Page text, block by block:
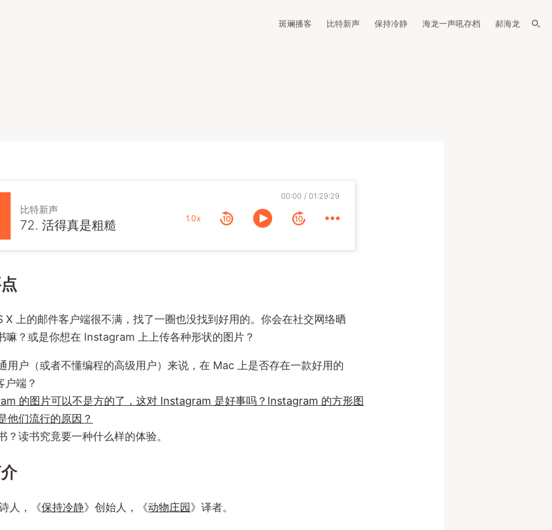
斑斓播客 比特新声 保持冷静 海龙一声吼存档 郝海龙
比特新声
72. 活得真是粗糙 1.0x
00:00 01:29:29
X 上的邮件客户端很不满，找了一圈也没找到好用的。你会在社交网络晒
嘛？或是你想在 Instagram 上上传各种形状的图片？
用户（或者不懂编程的高级用户）来说，在 Mac 上是否存在一款好用的
户端？
的图片可以不是方的了，这对 Instagram 是好事吗？Instagram 的方形图
他们流行的原因？
？读书究竟要一种什么样的体验。
人，《保持冷静》创始人，《动物庄园》译者。